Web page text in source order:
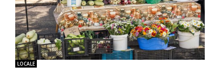
LOCALE